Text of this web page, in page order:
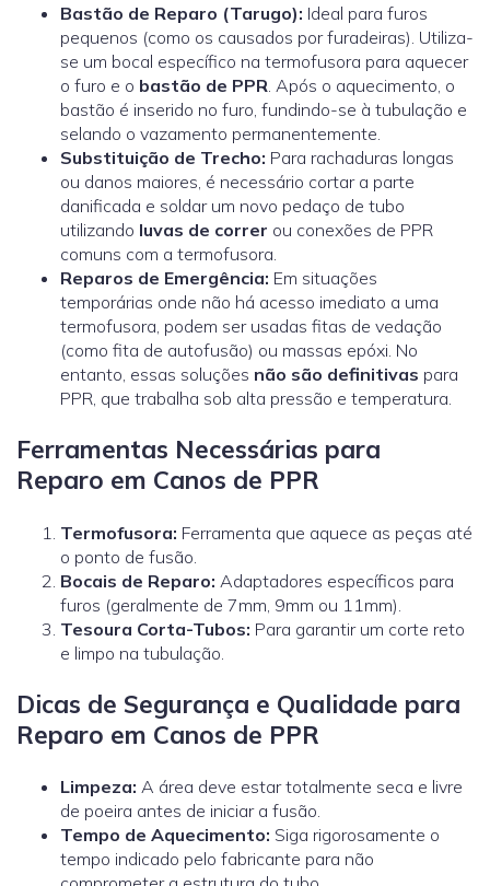
Bastão de Reparo (Tarugo): Ideal para furos
pequenos (como os causados por furadeiras). Utiliza-
se um bocal específico na termofusora para aquecer
o furo e o bastão de PPR . Após o aquecimento, o
bastão é inserido no furo, fundindo-se à tubulação e
selando o vazamento permanentemente.
Substituição de Trecho: Para rachaduras longas
ou danos maiores, é necessário cortar a parte
danificada e soldar um novo pedaço de tubo
utilizando luvas de correr ou conexões de PPR
comuns com a termofusora.
Reparos de Emergência: Em situações
temporárias onde não há acesso imediato a uma
termofusora, podem ser usadas fitas de vedação
(como fita de autofusão) ou massas epóxi. No
entanto, essas soluções não são definitivas para
PPR, que trabalha sob alta pressão e temperatura.
Ferramentas Necessárias para
Reparo em Canos de PPR
Termofusora: Ferramenta que aquece as peças até
o ponto de fusão.
Bocais de Reparo: Adaptadores específicos para
furos (geralmente de 7mm, 9mm ou 11mm).
Tesoura Corta-Tubos: Para garantir um corte reto
e limpo na tubulação.
Dicas de Segurança e Qualidade para
Reparo em Canos de PPR
Limpeza: A área deve estar totalmente seca e livre
de poeira antes de iniciar a fusão.
Tempo de Aquecimento: Siga rigorosamente o
tempo indicado pelo fabricante para não